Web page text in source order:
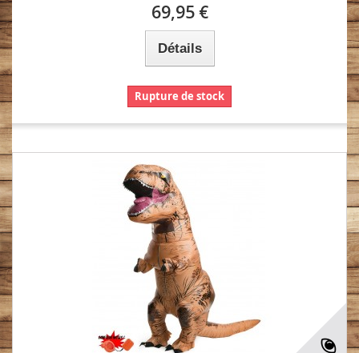
69,95 €
Détails
Rupture de stock